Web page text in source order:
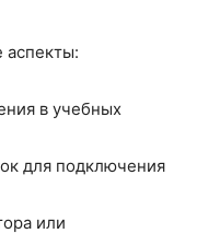
аспекты:
в учебных
для подключения
или